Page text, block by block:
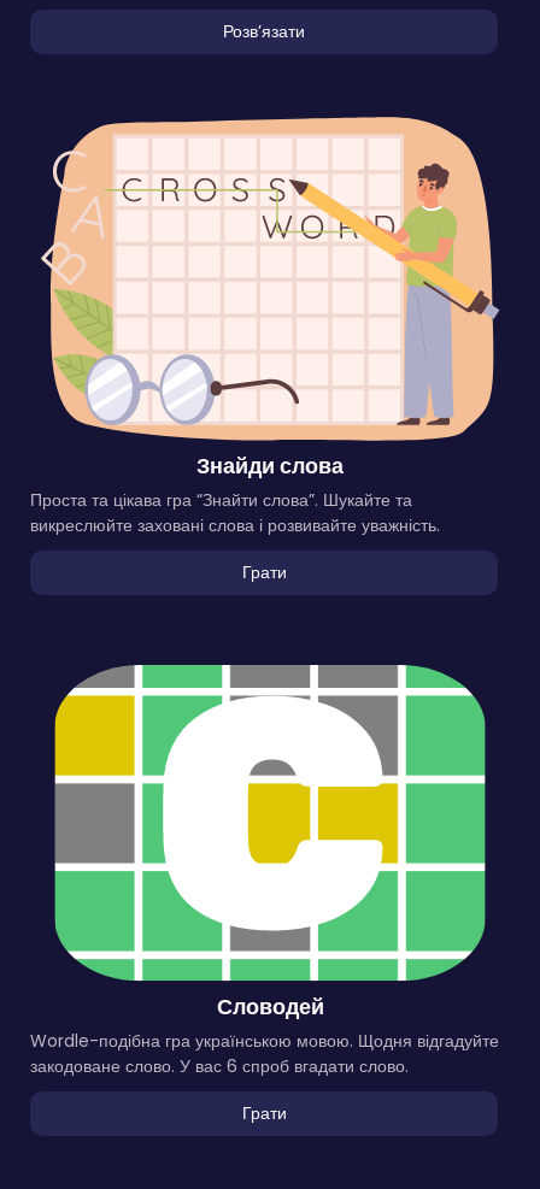
Розвʼязати
Знайди слова
Проста та цікава гра “Знайти слова”. Шукайте та
викреслюйте заховані слова і розвивайте уважність.
Грати
Словодей
Wordle-подібна гра українською мовою. Щодня відгадуйте
закодоване слово. У вас 6 спроб вгадати слово.
Грати